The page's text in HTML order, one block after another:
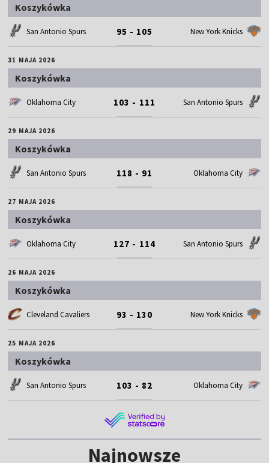
Koszykówka
San Antonio Spurs 95 - 105 New York Knicks
31 MAJA 2026
Koszykówka
Oklahoma City 103 - 111 San Antonio Spurs
29 MAJA 2026
Koszykówka
San Antonio Spurs 118 - 91 Oklahoma City
27 MAJA 2026
Koszykówka
Oklahoma City 127 - 114 San Antonio Spurs
26 MAJA 2026
Koszykówka
Cleveland Cavaliers 93 - 130 New York Knicks
25 MAJA 2026
Koszykówka
San Antonio Spurs 103 - 82 Oklahoma City
Najnowsze